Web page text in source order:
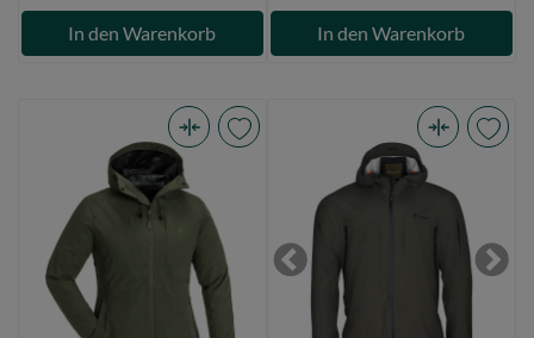
In den Warenkorb In den Warenkorb
Abisko/Telluz
Women
Jacket
Mossgreen
Pathfinders
3L
Jacket
Green
Previous Next